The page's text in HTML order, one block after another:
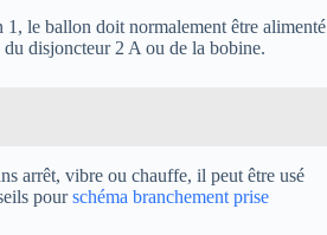
le ballon doit normalement être alimenté
disjoncteur 2 A ou de la bobine.
arrêt, vibre ou chauffe, il peut être usé
pourschéma branchement prise